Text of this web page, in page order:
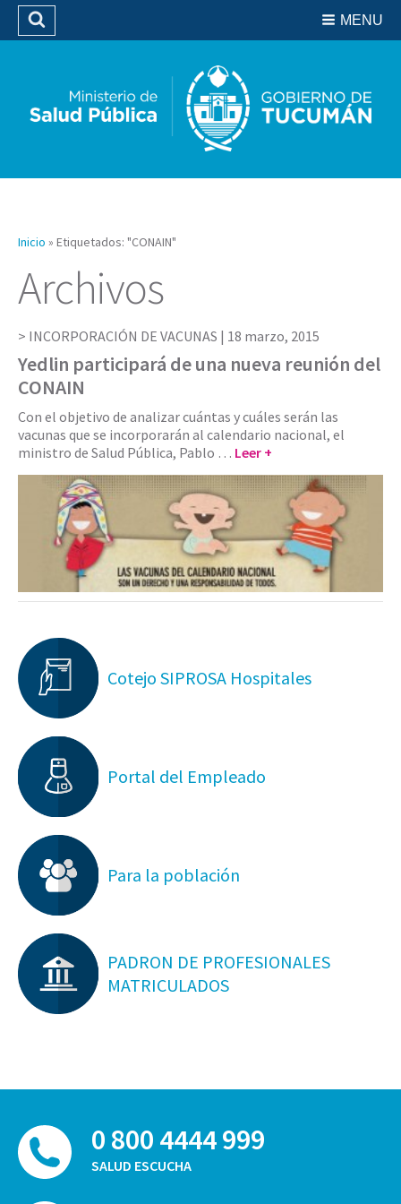
Biblioteca
MENU
Buscar
Inicio » Etiquetados: "CONAIN"
Archivos
INCORPORACIÓN DE VACUNAS | 18 marzo, 2015
Yedlin participará de una nueva reunión del
CONAIN
Con el objetivo de analizar cuántas y cuáles serán las
vacunas que se incorporarán al calendario nacional, el
ministro de Salud Pública, Pablo … Leer +
Cotejo SIPROSA Hospitales
Portal del Empleado
Para la población
PADRON DE PROFESIONALES
MATRICULADOS
0 800 4444 999
SALUD ESCUCHA